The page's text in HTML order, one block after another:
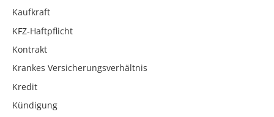
Kaufkraft
KFZ-Haftpflicht
Kontrakt
Krankes Versicherungsverhältnis
Kredit
Kündigung